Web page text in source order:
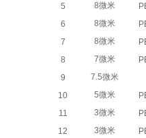
5
8微米
6
8微米
7
8微米
8
7微米
9
7.5微米
10
5微米
11
3微米
12
3微米